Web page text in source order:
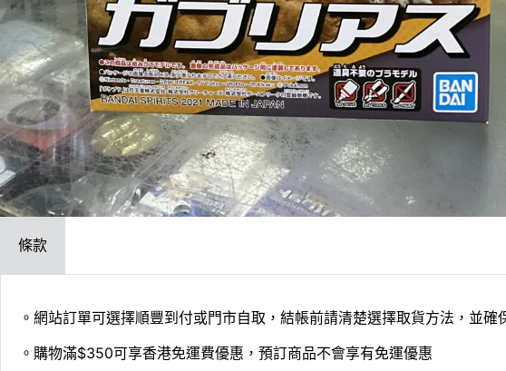
條款
。網站訂單可選擇順豐到付或門市自取，結帳前請清楚選擇取貨方法，並確
。購物滿$350可享香港免運費優惠，預訂商品不會享有免運優惠